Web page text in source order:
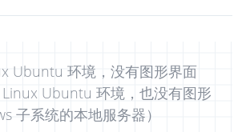
Ubuntu 环境，没有图形界面
Ubuntu 环境，也没有图形
子系统的本地服务器）